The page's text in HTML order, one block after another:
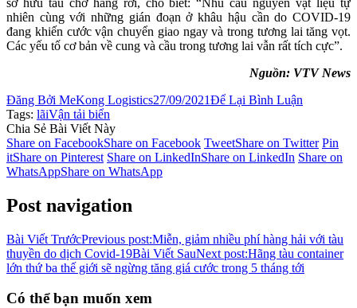
nhiên cùng với những gián đoạn ở khâu hậu cần do COVID-19
đang khiến cước vận chuyển giao ngay và trong tương lai tăng vọt.
Các yếu tố cơ bản về cung và cầu trong tương lai vẫn rất tích cực”.
Nguồn: VTV News
Đăng Bởi MeKong Logistics27/09/2021Để Lại Bình Luận
Tags: lãiVận tải biển
Chia Sẻ Bài Viết Này
Share on FacebookShare on Facebook TweetShare on Twitter Pin
itShare on Pinterest Share on LinkedInShare on LinkedIn Share on
WhatsAppShare on WhatsApp
Post navigation
Bài Viết TrướcPrevious post:Miễn, giảm nhiều phí hàng hải với tàu
thuyền do dịch Covid-19Bài Viết SauNext post:Hãng tàu container
lớn thứ ba thế giới sẽ ngừng tăng giá cước trong 5 tháng tới
Có thể bạn muốn xem